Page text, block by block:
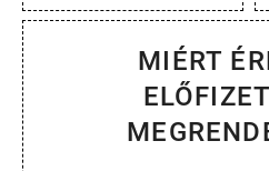
MIÉRT